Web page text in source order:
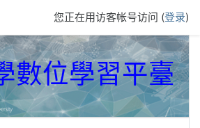
您正在用访客帐号访问 (登录)
數位學習平臺